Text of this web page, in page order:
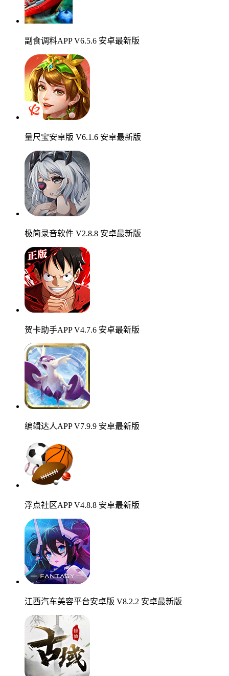
副食调料APP V6.5.6 安卓最新版
量尺宝安卓版 V6.1.6 安卓最新版
极简录音软件 V2.8.8 安卓最新版
贺卡助手APP V4.7.6 安卓最新版
编辑达人APP V7.9.9 安卓最新版
浮点社区APP V4.8.8 安卓最新版
江西汽车美容平台安卓版 V8.2.2 安卓最新版